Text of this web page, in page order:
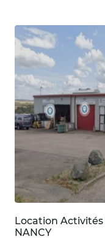
Location Activités
NANCY